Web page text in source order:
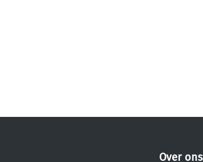
Over ons